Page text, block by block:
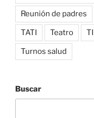
Reunión de padres
TATI Teatro
Turnos salud
Buscar